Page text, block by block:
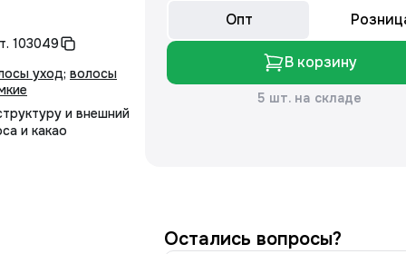
103049
уход; волосы
и внешний
и какао
Опт
В корзину
5 шт. на складе
Остались вопросы?